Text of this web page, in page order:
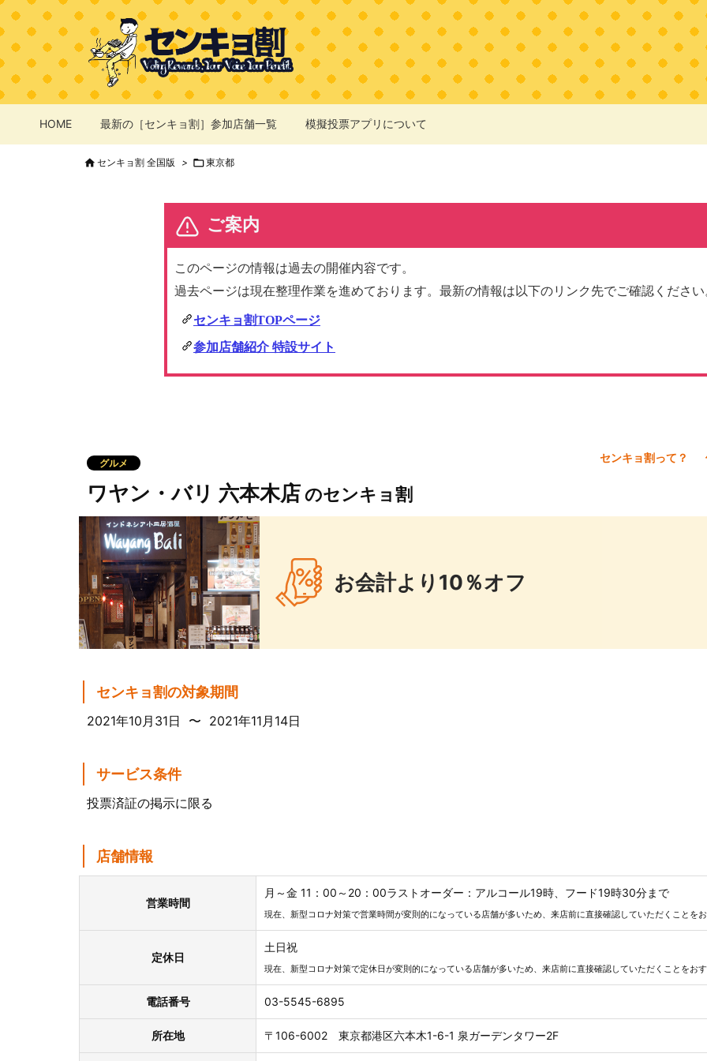
HOME 最新の［センキョ割］参加店舗一覧 模擬投票アプリについて
 センキョ割 全国版 > 東京都
グルメ
ワヤン・バリ 六本木店のセンキョ割
お会計より10％オフ
センキョ割って？
センキョ割の対象期間
2021年10月31日 〜 2021年11月14日
サービス条件
投票済証の掲示に限る
店舗情報
営業時間
月～金 11：00～20：00ラストオーダー：アルコール19時、フード19時30分まで
現在、新型コロナ対策で営業時間が変則的になっている店舗が多いため、来店前に直接確認していただくことを
定休日
土日祝
現在、新型コロナ対策で定休日が変則的になっている店舗が多いため、来店前に直接確認していただくことをお
電話番号 03-5545-6895
所在地 〒106-6002 東京都港区六本木1-6-1 泉ガーデンタワー2F